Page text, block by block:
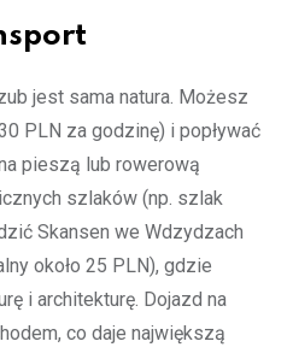
jest sama natura. Możesz
PLN za godzinę) i popływać
pieszą lub rowerową
szlaków (np. szlak
Skansen we Wdzydzach
około 25 PLN), gdzie
i architekturę. Dojazd na
co daje największą